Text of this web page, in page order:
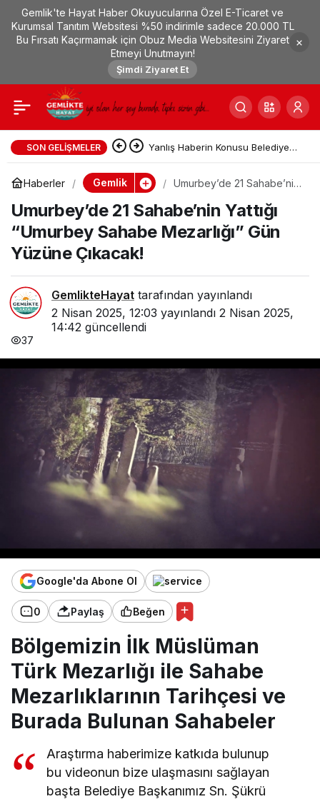
Gemlik'te Hayat Haber Okuyucularına Özel E-Ticaret ve
Kurumsal Tanıtım Websitesi %50 indirimle sadece 20.000 TL
Bu Fırsatı Kaçırmamak için Obuz Media Websitesini Ziyaret
Etmeyi Unutmayın!
Şimdi Ziyaret Et
SON GELIŞMELER Gemlik’te Kamusal Alanda Sıkı
Zabıta Denetimi
Haberler Gemlik
Umurbey’de 21 Sahabe’nin
Mezarlığı” Gün Yüzüne
Çıkacak!
Umurbey’de 21 Sahabe’nin Yattığı
“Umurbey Sahabe Mezarlığı” Gün
Yüzüne Çıkacak!
GemlikteHayat tarafından yayınlandı
2 Nisan 2025, 12:03 yayınlandı 2 Nisan 2025,
14:42 güncellendi
37
Google'da Abone Ol
0 Paylaş Beğen
Bölgemizin İlk Müslüman
Türk Mezarlığı ile Sahabe
Mezarlıklarının Tarihçesi ve
Burada Bulunan Sahabeler
Araştırma haberimize katkıda bulunup
bu videonun bize ulaşmasını sağlayan
başta Belediye Başkanımız Sn. Şükrü
Umurbey’de 21
Sahabe’nin Yattığı
“Umurbey Sahabe
Mezarlığı” Gün Yüzüne
Çıkacak!
0